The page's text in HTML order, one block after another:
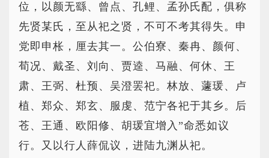
位，以颜无繇、曾点、孔鲤、孟孙氏配，俱称
先贤某氏，至从祀之贤，不可不考其得失。申
党即申枨，厘去其一。公伯寮、秦冉、颜何、
荀况、戴圣、刘向、贾逵、马融、何休、王
肃、王弼、杜预、吴澄罢祀。林放、蘧瑗、卢
植、郑众、郑玄、服虔、范宁各祀于其乡。后
苍、王通、欧阳修、胡瑗宜增入”命悉如议
行。又以行人薛侃议，进陆九渊从祀。